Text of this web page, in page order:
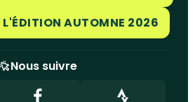
L'ÉDITION AUTOMNE 2026
Nous suivre